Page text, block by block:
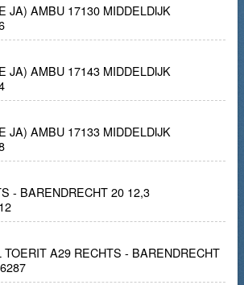
JA) AMBU 17130 MIDDELDIJK
JA) AMBU 17143 MIDDELDIJK
JA) AMBU 17133 MIDDELDIJK
- BARENDRECHT 20 12,3
A29 RECHTS - BARENDRECHT